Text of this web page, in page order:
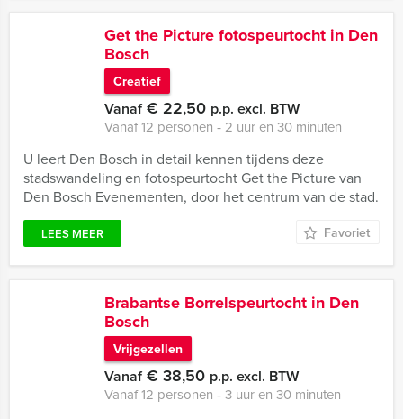
Get the Picture fotospeurtocht in Den
Bosch
Creatief
Vanaf€ 22,50 p.p. excl. BTW
Vanaf 12 personen ‐ 2 uur en 30 minuten
U leert Den Bosch in detail kennen tijdens deze
stadswandeling en fotospeurtocht Get the Picture van
Den Bosch Evenementen, door het centrum van de stad.
LEES MEER Favoriet
Brabantse Borrelspeurtocht in Den
Bosch
Vrijgezellen
Vanaf€ 38,50 p.p. excl. BTW
Vanaf 12 personen ‐ 3 uur en 30 minuten